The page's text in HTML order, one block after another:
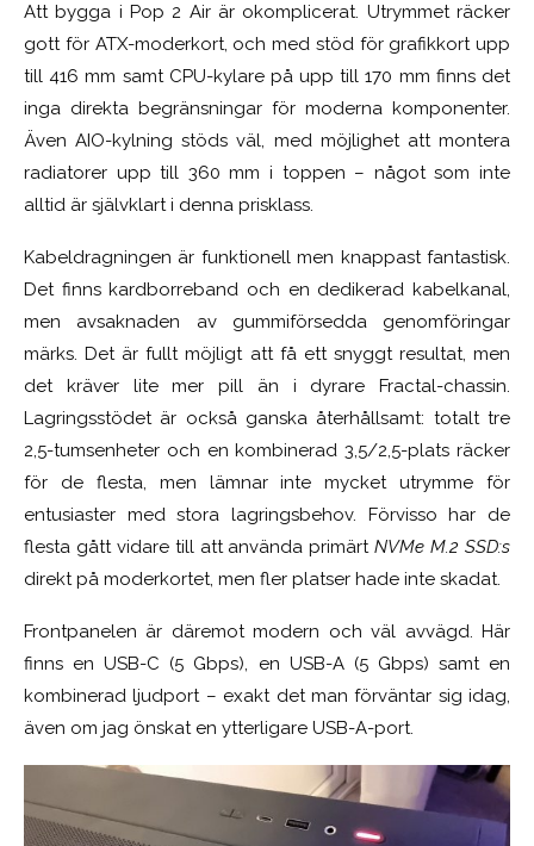
Att bygga i Pop 2 Air är okomplicerat. Utrymmet räcker
gott för ATX-moderkort, och med stöd för grafikkort upp
till 416 mm samt CPU-kylare på upp till 170 mm finns det
inga direkta begränsningar för moderna komponenter.
Även AIO-kylning stöds väl, med möjlighet att montera
radiatorer upp till 360 mm i toppen – något som inte
alltid är självklart i denna prisklass.
Kabeldragningen är funktionell men knappast fantastisk.
Det finns kardborreband och en dedikerad kabelkanal,
men avsaknaden av gummiförsedda genomföringar
märks. Det är fullt möjligt att få ett snyggt resultat, men
det kräver lite mer pill än i dyrare Fractal-chassin.
Lagringsstödet är också ganska återhållsamt: totalt tre
2,5-tumsenheter och en kombinerad 3,5/2,5-plats räcker
för de flesta, men lämnar inte mycket utrymme för
entusiaster med stora lagringsbehov. Förvisso har de
flesta gått vidare till att använda primärtNVMe M.2 SSD:s
direkt på moderkortet, men fler platser hade inte skadat.
Frontpanelen är däremot modern och väl avvägd. Här
finns en USB-C (5 Gbps), en USB-A (5 Gbps) samt en
kombinerad ljudport – exakt det man förväntar sig idag,
även om jag önskat en ytterligare USB-A-port.